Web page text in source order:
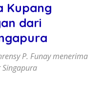
Kupang
dari
P. Funay menerima